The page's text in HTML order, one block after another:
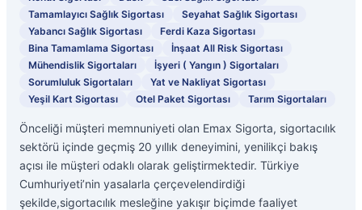
Tamamlayıcı Sağlık Sigortası
Seyahat Sağlık Sigortası
Yabancı Sağlık Sigortası
Ferdi Kaza Sigortası
Bina Tamamlama Sigortası
İnşaat All Risk Sigortası
Mühendislik Sigortaları
İşyeri ( Yangın ) Sigortaları
Sorumluluk Sigortaları
Yat ve Nakliyat Sigortası
Yeşil Kart Sigortası
Otel Paket Sigortası Tarım Sigortaları
Önceliği müşteri memnuniyeti olan Emax Sigorta, sigortacılık
sektörü içinde geçmiş 20 yıllık deneyimini, yenilikçi bakış
açısı ile müşteri odaklı olarak geliştirmektedir. Türkiye
Cumhuriyeti’nin yasalarla çerçevelendirdiği
şekilde,sigortacılık mesleğine yakışır biçimde faaliyet